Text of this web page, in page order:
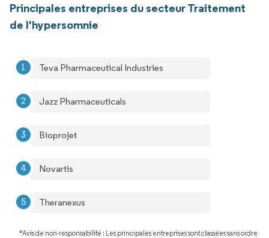
Principales entreprises du secteur Traitement
de l'hypersomnie
Teva Pharmaceutical Industries
Jazz Pharmaceuticals
Bioprojet
Novartis
Theranexus
*Avis de non-responsabilité : Les principales entreprises sont classées sans ordre